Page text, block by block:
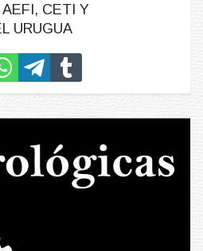
CETI Y
URUGUA